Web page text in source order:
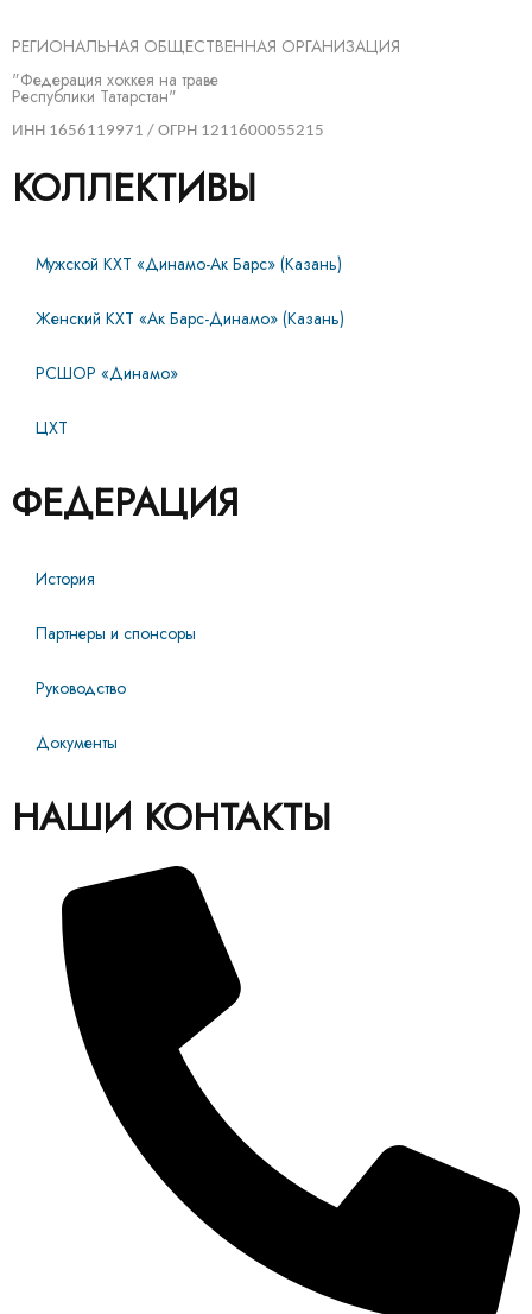
РЕГИОНАЛЬНАЯ ОБЩЕСТВЕННАЯ ОРГАНИЗАЦИЯ
"Федерация хоккея на траве
Республики Татарстан"
ИНН 1656119971 / ОГРН 1211600055215
КОЛЛЕКТИВЫ
Мужской КХТ «Динамо-Ак Барс» (Казань)
Женский КХТ «Ак Барс-Динамо» (Казань)
РСШОР «Динамо»
ЦХТ
ФЕДЕРАЦИЯ
История
Партнеры и спонсоры
Руководство
Документы
НАШИ КОНТАКТЫ